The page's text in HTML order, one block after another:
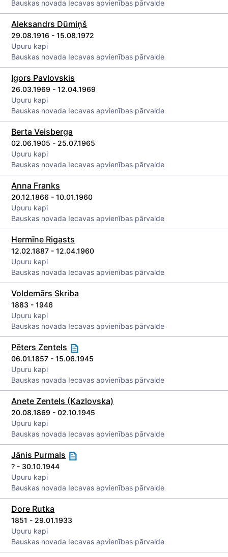
Bauskas novada Iecavas apvienības pārvalde
Aleksandrs Dūmiņš
29.08.1916 - 15.08.1972
Upuru kapi
Bauskas novada Iecavas apvienības pārvalde
Igors Pavlovskis
26.03.1969 - 12.04.1969
Upuru kapi
Bauskas novada Iecavas apvienības pārvalde
Berta Veisberga
02.06.1905 - 25.07.1965
Upuru kapi
Bauskas novada Iecavas apvienības pārvalde
Anna Franks
20.12.1866 - 10.01.1960
Upuru kapi
Bauskas novada Iecavas apvienības pārvalde
Hermīne Rigasts
12.02.1887 - 12.04.1960
Upuru kapi
Bauskas novada Iecavas apvienības pārvalde
Voldemārs Skriba
1883 - 1946
Upuru kapi
Bauskas novada Iecavas apvienības pārvalde
Pēters Zentels
06.01.1857 - 15.06.1945
Upuru kapi
Bauskas novada Iecavas apvienības pārvalde
Anete Zentels (Kazlovska)
20.08.1869 - 02.10.1945
Upuru kapi
Bauskas novada Iecavas apvienības pārvalde
Jānis Purmals
? - 30.10.1944
Upuru kapi
Bauskas novada Iecavas apvienības pārvalde
Dore Rutka
1851 - 29.01.1933
Upuru kapi
Bauskas novada Iecavas apvienības pārvalde